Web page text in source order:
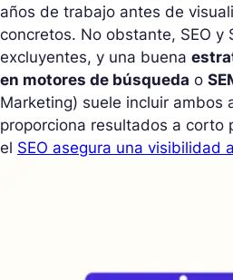
años de trabajo antes de
concretos. No obstante, SEO y
excluyentes, y una buena
en motores de búsqueda o
Marketing) suele incluir ambos
proporciona resultados a corto
el SEO asegura una visibilidad